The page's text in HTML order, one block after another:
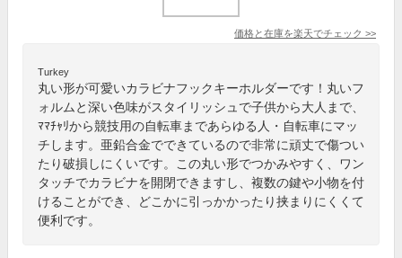
価格と在庫を楽天でチェック >>
Turkey
丸い形が可愛いカラビナフックキーホルダーです！丸いフ
ォルムと深い色味がスタイリッシュで子供から大人まで、
ﾏﾏﾁｬﾘから競技用の自転車まであらゆる人・自転車にマッ
チします。亜鉛合金でできているので非常に頑丈で傷つい
たり破損しにくいです。この丸い形でつかみやすく、ワン
タッチでカラビナを開閉できますし、複数の鍵や小物を付
けることができ、どこかに引っかかったり挟まりにくくて
便利です。